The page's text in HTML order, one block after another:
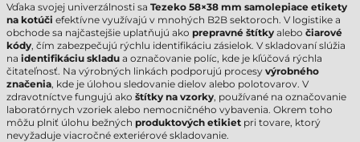
Vďaka svojej univerzálnosti sa Tezeko 58×38 mm samolepiace etikety
na kotúči efektívne využívajú v mnohých B2B sektoroch. V logistike a
obchode sa najčastejšie uplatňujú ako prepravné štítky alebo čiarové
kódy, čím zabezpečujú rýchlu identifikáciu zásielok. V skladovaní slúžia
na identifikáciu skladu a označovanie políc, kde je kľúčová rýchla
čitateľnosť. Na výrobných linkách podporujú procesy výrobného
značenia, kde je úlohou sledovanie dielov alebo polotovarov. V
zdravotníctve fungujú ako štítky na vzorky, používané na označovanie
laboratórnych vzoriek alebo nemocničného vybavenia. Okrem toho
môžu plniť úlohu bežných produktových etikiet pri tovare, ktorý
nevyžaduje viacročné exteriérové skladovanie.